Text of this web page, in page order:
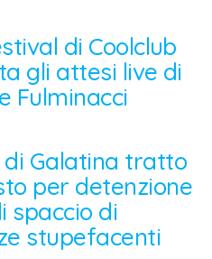
di Coolclub
gli attesi live di
Fulminacci
di Galatina tratto
per detenzione
spaccio di
stupefacenti